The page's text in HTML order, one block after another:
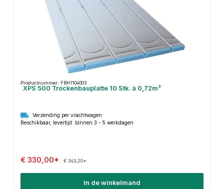
Productnummer: FBH1104003
XPS 500 Trockenbauplatte 10 Stk. à 0,72m²
Verzending per vrachtwagen
Beschikbaar, levertijd: binnen 3 - 5 werkdagen
€ 330,00* € 343,20*
In de winkelmand